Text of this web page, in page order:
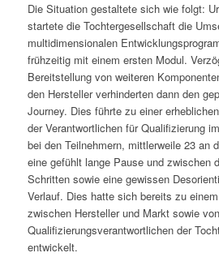
Die Situation gestaltete sich wie folgt:
startete die Tochtergesellschaft die
multidimensionalen
frühzeitig mit einem ersten Modul.
Bereitstellung von weiteren
den Hersteller verhinderten dann den
Journey. Dies führte zu einer
der Verantwortlichen für Qualifizierung
bei den Teilnehmern, mittlerweile 23 an
eine gefühlt lange Pause und zwischen
Schritten sowie eine gewissen
Verlauf. Dies hatte sich bereits zu
zwischen Hersteller und Markt sowie
Qualifizierungsverantwortlichen der
entwickelt.